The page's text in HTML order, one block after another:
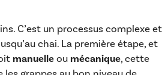
C’est un processus complexe et
chai. La première étape, et
manuelle ou mécanique, cette